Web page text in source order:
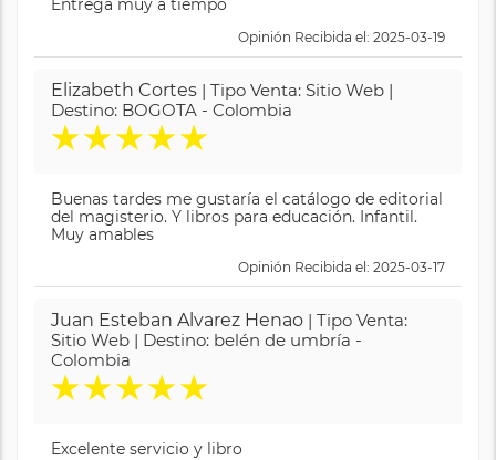
Entrega muy a tiempo
Opinión Recibida el: 2025-03-19
Elizabeth Cortes | Tipo Venta: Sitio Web |
Destino: BOGOTA - Colombia
★★★★★
Buenas tardes me gustaría el catálogo de editorial
del magisterio. Y libros para educación. Infantil.
Muy amables
Opinión Recibida el: 2025-03-17
Juan Esteban Alvarez Henao | Tipo Venta:
Sitio Web | Destino: belén de umbría -
Colombia
★★★★★
Excelente servicio y libro